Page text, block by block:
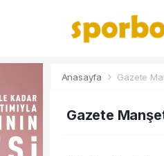
Anasayfa Gazete
Gazete